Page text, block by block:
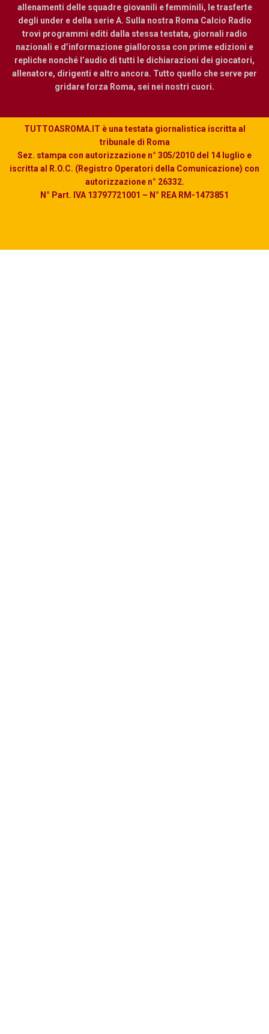
allenamenti delle squadre giovanili e femminili, le trasferte
degli under e della serie A. Sulla nostra Roma Calcio Radio
trovi programmi editi dalla stessa testata, giornali radio
nazionali e d’informazione giallorossa con prime edizioni e
repliche nonché l’audio di tutti le dichiarazioni dei giocatori,
allenatore, dirigenti e altro ancora. Tutto quello che serve per
gridare forza Roma, sei nei nostri cuori.
TUTTOASROMA.IT è una testata giornalistica iscritta al
tribunale di Roma
Sez. stampa con autorizzazione n° 305/2010 del 14 luglio e
iscritta al R.O.C. (Registro Operatori della Comunicazione) con
autorizzazione n° 26332.
N° Part. IVA 13797721001 – N° REA RM-1473851